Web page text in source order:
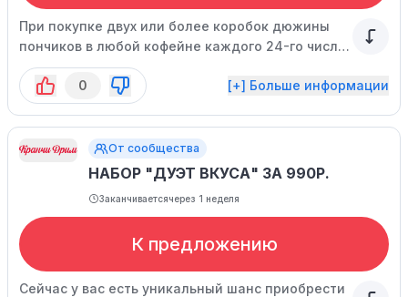
При покупке двух или более коробок дюжины
пончиков в любой кофейне каждого 24-го число
цена будет составлять всего 1350 рублей.
0
[+] Больше информации
От сообщества
НАБОР "ДУЭТ ВКУСА" ЗА 990Р.
Заканчиваетсячерез 1 неделя
К предложению
Сейчас у вас есть уникальный шанс приобрести